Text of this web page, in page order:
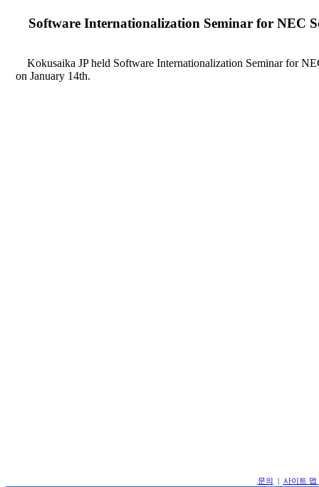
Software Internationalization Seminar for NEC
Kokusaika JP held Software Internationalization Seminar for
on January 14th.
문의 | 사이트 맵